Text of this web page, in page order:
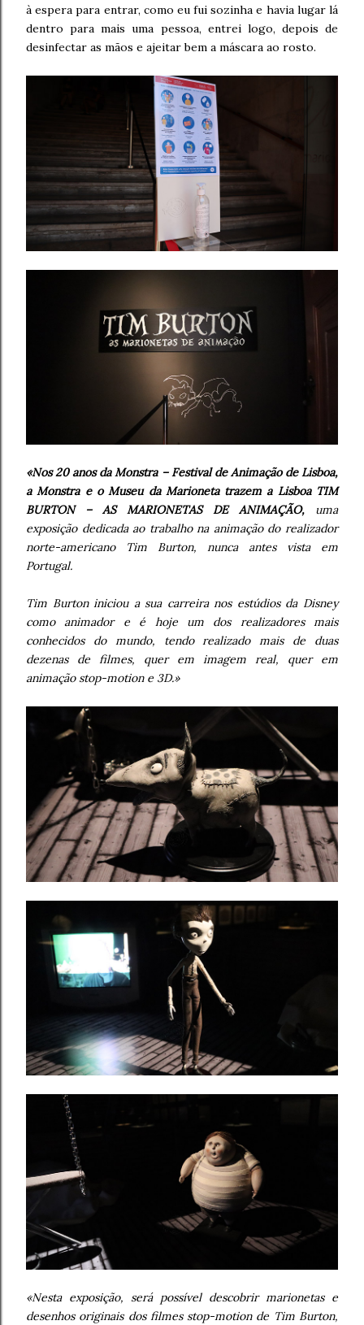
à espera para entrar, como eu fui sozinha e havia lugar lá
dentro para mais uma pessoa, entrei logo, depois de
desinfectar as mãos e ajeitar bem a máscara ao rosto.
«Nos 20 anos da Monstra – Festival de Animação de Lisboa,
a Monstra e o Museu da Marioneta trazem a Lisboa TIM
BURTON – AS MARIONETAS DE ANIMAÇÃO, uma
exposição dedicada ao trabalho na animação do realizador
norte-americano Tim Burton, nunca antes vista em
Portugal.
Tim Burton iniciou a sua carreira nos estúdios da Disney
como animador e é hoje um dos realizadores mais
conhecidos do mundo, tendo realizado mais de duas
dezenas de filmes, quer em imagem real, quer em
animação stop-motion e 3D.»
«Nesta exposição, será possível descobrir marionetas e
desenhos originais dos filmes stop-motion de Tim Burton,